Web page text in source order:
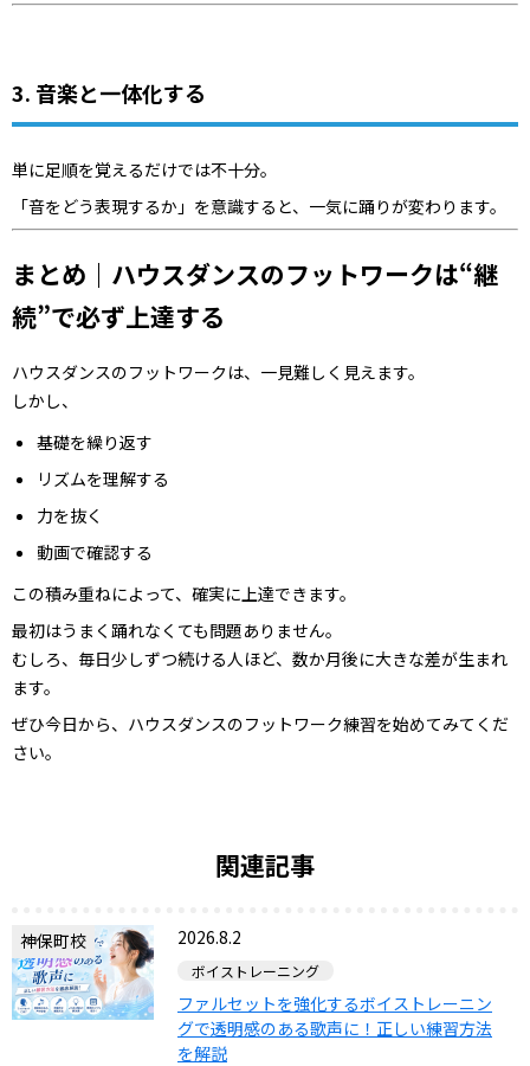
3. 音楽と一体化する
単に足順を覚えるだけでは不十分。
「音をどう表現するか」を意識すると、一気に踊りが変わります。
まとめ｜ハウスダンスのフットワークは“継
続”で必ず上達する
ハウスダンスのフットワークは、一見難しく見えます。
しかし、
基礎を繰り返す
リズムを理解する
力を抜く
動画で確認する
この積み重ねによって、確実に上達できます。
最初はうまく踊れなくても問題ありません。
むしろ、毎日少しずつ続ける人ほど、数か月後に大きな差が生まれ
ます。
ぜひ今日から、ハウスダンスのフットワーク練習を始めてみてくだ
さい。
関連記事
神保町校 2026.8.2
ボイストレーニング
ファルセットを強化するボイストレーニン
グで透明感のある歌声に！正しい練習方法
を解説